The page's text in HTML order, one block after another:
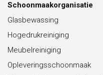
Schoonmaakorganisatie
Glasbewassing
Hogedrukreiniging
Meubelreiniging
Opleveringsschoonmaak